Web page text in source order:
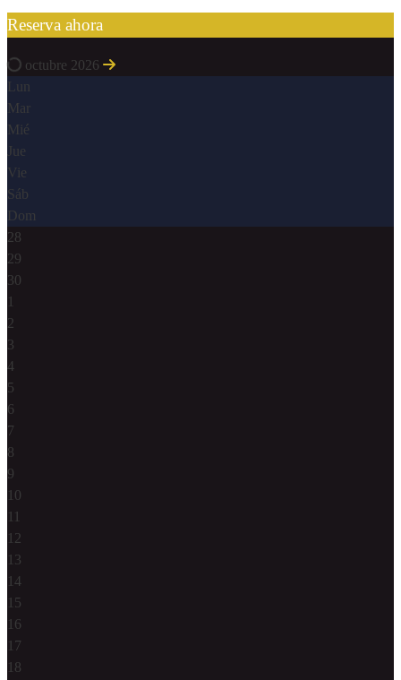
Reserva ahora
octubre 2026
Lun
Mar
Mié
Jue
Vie
Sáb
Dom
28
29
30
1
2
3
4
5
6
7
8
9
10
11
12
13
14
15
16
17
18